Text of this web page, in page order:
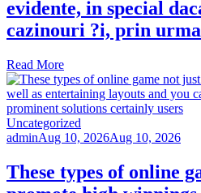
evidente, in special
cazinouri ?i, prin
Read More
Uncategorized
adminAug 10, 2026Aug 10, 2026
These types of online